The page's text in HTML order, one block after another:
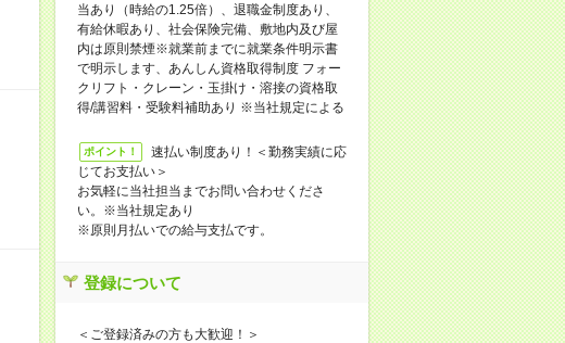
当あり（時給の1.25倍）、退職金制度あり、
有給休暇あり、社会保険完備、敷地内及び屋
内は原則禁煙※就業前までに就業条件明示書
で明示します、あんしん資格取得制度 フォー
クリフト・クレーン・玉掛け・溶接の資格取
得/講習料・受験料補助あり ※当社規定による
ポイント！
速払い制度あり！＜勤務実績に応
じてお支払い＞
お気軽に当社担当までお問い合わせくださ
い。※当社規定あり
※原則月払いでの給与支払です。
登録について
＜ご登録済みの方も大歓迎！＞